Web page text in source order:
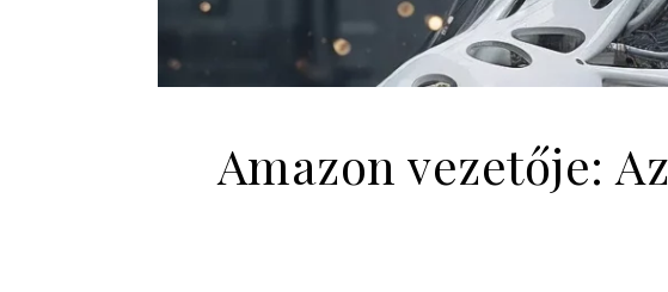
Amazon vezetője: